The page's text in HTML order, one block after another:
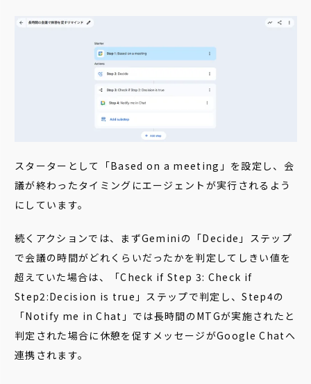
スターターとして「Based on a meeting」を設定し、会
議が終わったタイミングにエージェントが実行されるよう
にしています。
続くアクションでは、まずGeminiの「Decide」ステップ
で会議の時間がどれくらいだったかを判定してしきい値を
超えていた場合は、「Check if Step 3: Check if
Step2:Decision is true」ステップで判定し、Step4の
「Notify me in Chat」では長時間のMTGが実施されたと
判定された場合に休憩を促すメッセージがGoogle Chatへ
連携されます。